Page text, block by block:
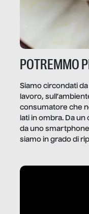
POTREMMO
Siamo circondati
lavoro,
consumatore che
lati in ombra. Da
da uno smartphone
siamo in grado di
dietro gli oggetti e i